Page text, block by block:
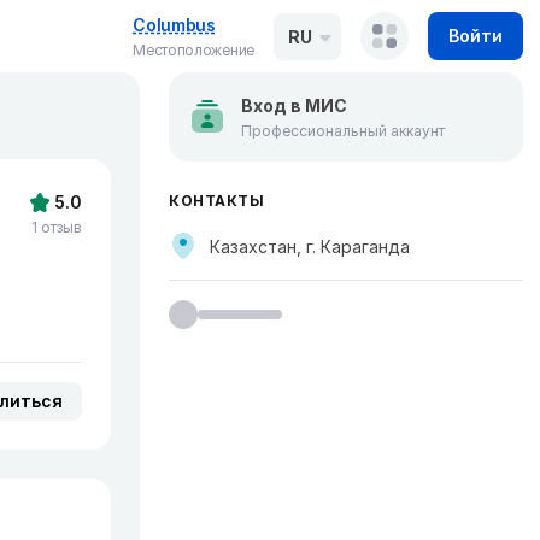
Columbus
Местоположение
RU Войти
5.0
1 отзыв
Вход в МИС
Профессиональный аккаунт
КОНТАКТЫ
Казахстан, г. Караганда